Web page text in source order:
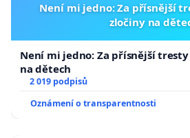
Není mi jedno: Za přísnější
zločiny na
Není mi jedno: Za přísnější
na dětech
2 019 podpisů
Oznámení o transparentnosti